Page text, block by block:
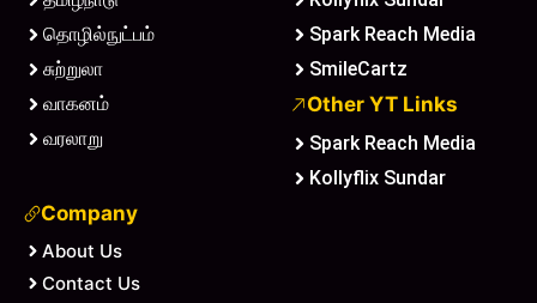
தொழில்நுட்பம்
சுற்றுலா
வாகனம்
வரலாறு
Spark Reach Media
SmileCartz
Other YT Links
Spark Reach Media
Kollyflix Sundar
Company
About Us
Contact Us